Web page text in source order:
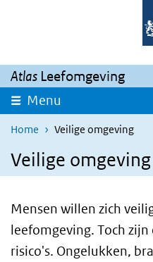
Atlas Leefomgeving
Menu
Home Veilige omgeving
Veilige omgeving
Mensen willen zich
leefomgeving. Toch
risico's. Ongelukken,